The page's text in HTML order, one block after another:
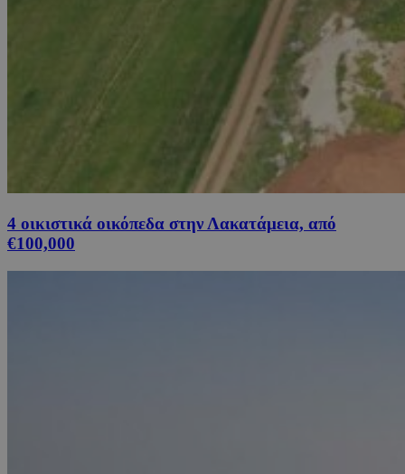
4 οικιστικά οικόπεδα στην Λακατάμεια, από
€100,000